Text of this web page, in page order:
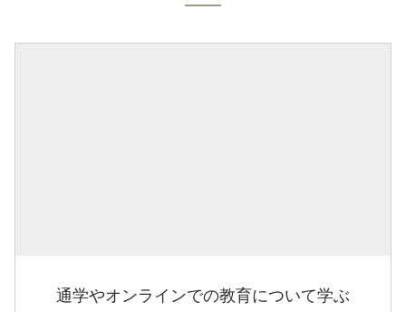
通学やオンラインでの教育について学ぶ